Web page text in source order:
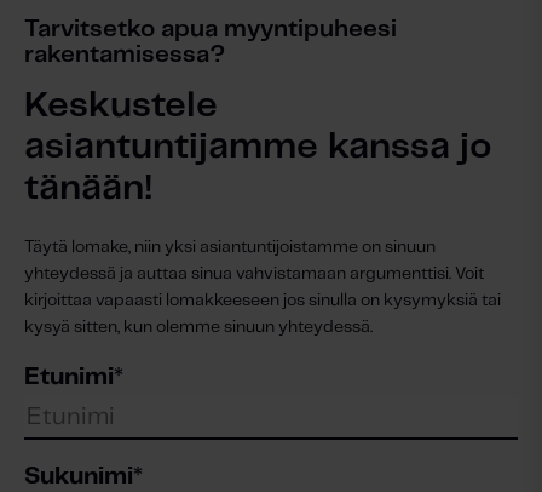
Tarvitsetko apua myyntipuheesi
rakentamisessa?
Keskustele
asiantuntijamme kanssa jo
tänään!
Täytä lomake, niin yksi asiantuntijoistamme on sinuun
yhteydessä ja auttaa sinua vahvistamaan argumenttisi. Voit
kirjoittaa vapaasti lomakkeeseen jos sinulla on kysymyksiä tai
kysyä sitten, kun olemme sinuun yhteydessä.
Etunimi*
Sukunimi*